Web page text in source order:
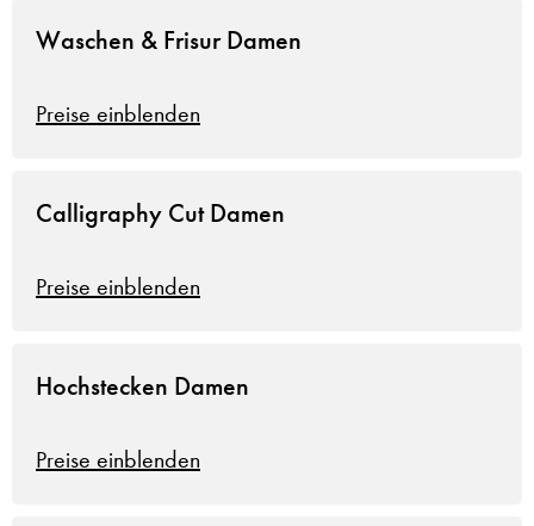
Waschen & Frisur Damen
Preise einblenden
Calligraphy Cut Damen
Preise einblenden
Hochstecken Damen
Preise einblenden